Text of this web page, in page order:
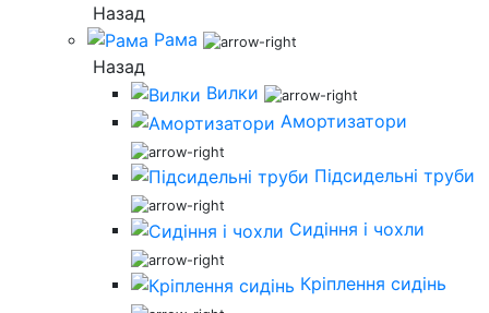
Назад
Рама
Назад
Вилки
Амортизатори
Підсидельні труби
Сидіння і чохли
Кріплення сидінь